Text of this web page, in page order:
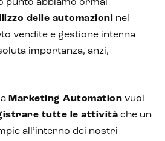
punto abbiamo ormai
delle automazioni nel
vendite e gestione interna
importanza, anzi,
Marketing Automation vuol
tutte le attività che un
all’interno dei nostri